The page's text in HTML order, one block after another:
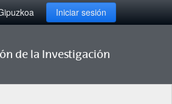
Iniciar sesión
de la Investigación